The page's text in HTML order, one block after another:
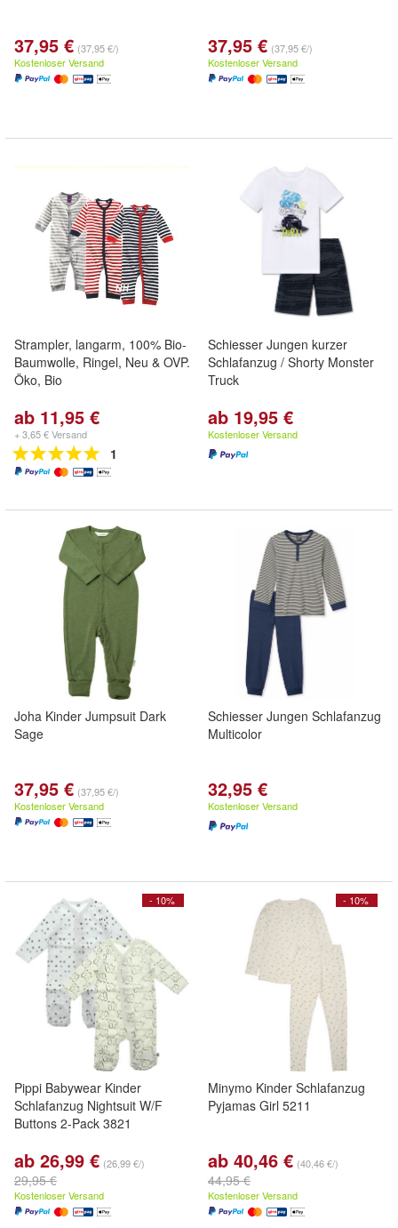
37,95 € (37,95 €/)
Kostenloser Versand
37,95 € (37,95 €/)
Kostenloser Versand
Strampler, langarm, 100% Bio-
Baumwolle, Ringel, Neu & OVP.
Öko, Bio
ab 11,95 €
+ 3,65 € Versand
1
Schiesser Jungen kurzer
Schlafanzug / Shorty Monster
Truck
ab 19,95 €
Kostenloser Versand
Joha Kinder Jumpsuit Dark
Sage
37,95 € (37,95 €/)
Kostenloser Versand
Schiesser Jungen Schlafanzug
Multicolor
32,95 €
Kostenloser Versand
- 10%
Pippi Babywear Kinder
Schlafanzug Nightsuit W/F
Buttons 2-Pack 3821
ab 26,99 € (26,99 €/)
29,95 €
Kostenloser Versand
- 10%
Minymo Kinder Schlafanzug
Pyjamas Girl 5211
ab 40,46 € (40,46 €/)
44,95 €
Kostenloser Versand